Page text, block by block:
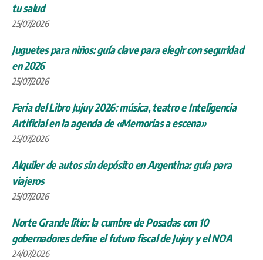
tu salud
25/07/2026
Juguetes para niños: guía clave para elegir con seguridad
en 2026
25/07/2026
Feria del Libro Jujuy 2026: música, teatro e Inteligencia
Artificial en la agenda de «Memorias a escena»
25/07/2026
Alquiler de autos sin depósito en Argentina: guía para
viajeros
25/07/2026
Norte Grande litio: la cumbre de Posadas con 10
gobernadores define el futuro fiscal de Jujuy y el NOA
24/07/2026